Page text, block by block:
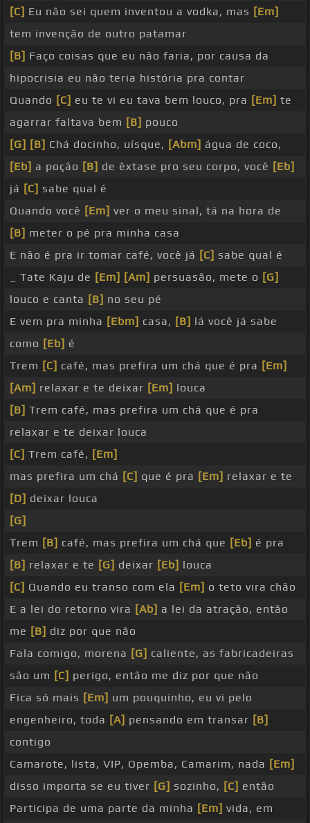
[C] Eu não sei quem inventou a vodka, mas [Em]
tem invenção de outro patamar
[B] Faço coisas que eu não faria, por causa da
hipocrisia eu não teria história pra contar
Quando [C] eu te vi eu tava bem louco, pra [Em] te
agarrar faltava bem [B] pouco
[G] [B] Chá docinho, uísque, [Abm] água de coco,
[Eb] a poção [B] de êxtase pro seu corpo, você [Eb]
já [C] sabe qual é
Quando você [Em] ver o meu sinal, tá na hora de
[B] meter o pé pra minha casa
E não é pra ir tomar café, você já [C] sabe qual é
_ Tate Kaju de [Em] [Am] persuasão, mete o [G]
louco e canta [B] no seu pé
E vem pra minha [Ebm] casa, [B] lá você já sabe
como [Eb] é
Trem [C] café, mas prefira um chá que é pra [Em]
[Am] relaxar e te deixar [Em] louca
[B] Trem café, mas prefira um chá que é pra
relaxar e te deixar louca
[C] Trem café, [Em]
mas prefira um chá [C] que é pra [Em] relaxar e te
[D] deixar louca
[G]
Trem [B] café, mas prefira um chá que [Eb] é pra
[B] relaxar e te [G] deixar [Eb] louca
[C] Quando eu transo com ela [Em] o teto vira chão
E a lei do retorno vira [Ab] a lei da atração, então
me [B] diz por que não
Fala comigo, morena [G] caliente, as fabricadeiras
são um [C] perigo, então me diz por que não
Fica só mais [Em] um pouquinho, eu vi pelo
engenheiro, toda [A] pensando em transar [B]
contigo
Camarote, lista, VIP, Opemba, Camarim, nada [Em]
disso importa se eu tiver [G] sozinho, [C] então
Participa de uma parte da minha [Em] vida, em